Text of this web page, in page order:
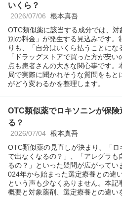
いくら？
2026/07/06 根本真吾
OTC類似薬に該当する成分では、対
別の料金」が発生する見込みです。
りも、「自分はいくら払うことにな
「ドラッグストアで買った方が安い
点も患者さんの大きな関心事です。
局で実際に聞かれそうな質問をもと
がどう変わるかを整理します。
OTC類似薬でロキソニンが保険
る？
2026/07/04 根本真吾
OTC類似薬の見直しが決まり、「ロ
で出なくなるの？」、「アレグラも
るの？」といった疑問が広がってい
024年から始まった選定療養との違
という声も少なくありません。本記
概要と対象薬剤、選定療養との違い